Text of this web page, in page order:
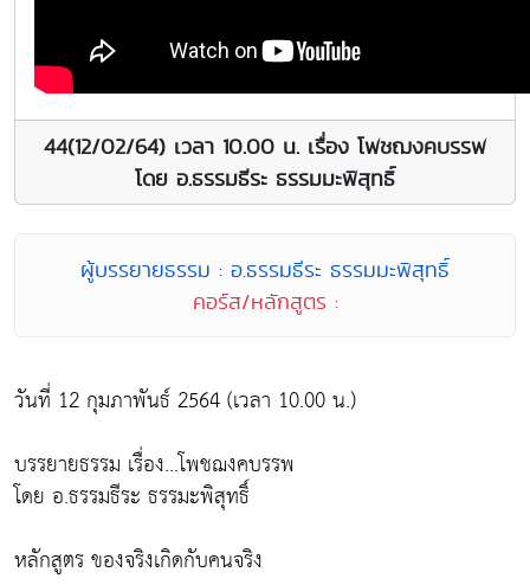
44(12/02/64) เวลา 10.00 น. เรื่อง โพชฌงคบรรพ
โดย อ.ธรรมธีระ ธรรมมะพิสุทธิ์
ผู้บรรยายธรรม : อ.ธรรมธีระ ธรรมมะพิสุทธิ์
คอร์ส/หลักสูตร :
วันที่ 12 กุมภาพันธ์ 2564 (เวลา 10.00 น.)
บรรยายธรรม เรื่อง...โพชฌงคบรรพ
โดย อ.ธรรมธีระ ธรรมะพิสุทธิ์
หลักสูตร ของจริงเกิดกับคนจริง